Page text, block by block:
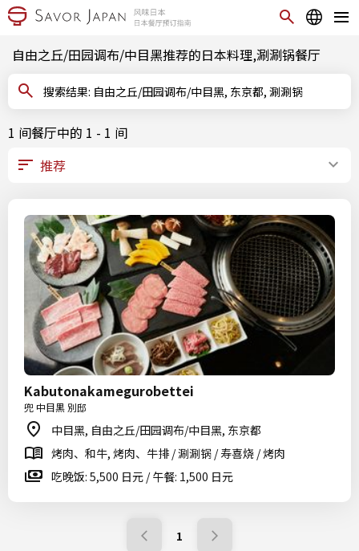
自由之丘/田园调布/中目黑推荐的日本料理,涮涮锅餐厅
搜索结果: 自由之丘/田园调布/中目黑, 东京都, 涮涮锅
1 间餐厅中的 1 - 1 间
Kabutonakamegurobettei
兜 中目黒 別邸
中目黑, 自由之丘/田园调布/中目黑, 东京都
烤肉、和牛, 烤肉、牛排 / 涮涮锅 / 寿喜烧 / 烤肉
吃晚饭: 5,500 日元 / 午餐: 1,500 日元
1